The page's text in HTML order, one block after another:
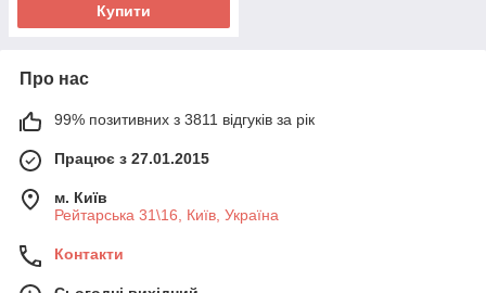
Купити
Про нас
99% позитивних з 3811 відгуків за рік
Працює з 27.01.2015
м. Київ
Рейтарська 31\16, Київ, Україна
Контакти